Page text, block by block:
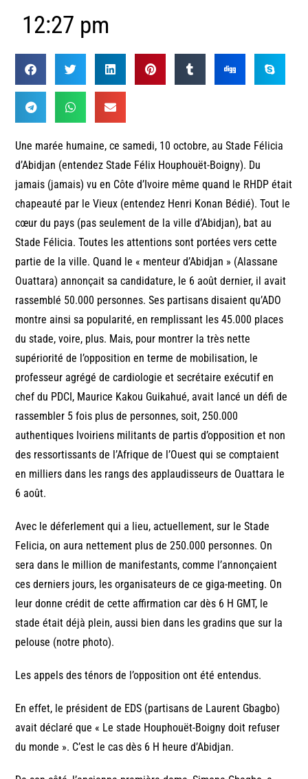
12:27 pm
Une marée humaine, ce samedi, 10 octobre, au Stade Félicia
d’Abidjan (entendez Stade Félix Houphouët-Boigny). Du
jamais (jamais) vu en Côte d’Ivoire même quand le RHDP était
chapeauté par le Vieux (entendez Henri Konan Bédié). Tout le
cœur du pays (pas seulement de la ville d’Abidjan), bat au
Stade Félicia. Toutes les attentions sont portées vers cette
partie de la ville. Quand le « menteur d’Abidjan » (Alassane
Ouattara) annonçait sa candidature, le 6 août dernier, il avait
rassemblé 50.000 personnes. Ses partisans disaient qu’ADO
montre ainsi sa popularité, en remplissant les 45.000 places
du stade, voire, plus. Mais, pour montrer la très nette
supériorité de l’opposition en terme de mobilisation, le
professeur agrégé de cardiologie et secrétaire exécutif en
chef du PDCI, Maurice Kakou Guikahué, avait lancé un défi de
rassembler 5 fois plus de personnes, soit, 250.000
authentiques Ivoiriens militants de partis d’opposition et non
des ressortissants de l’Afrique de l’Ouest qui se comptaient
en milliers dans les rangs des applaudisseurs de Ouattara le
6 août.
Avec le déferlement qui a lieu, actuellement, sur le Stade
Felicia, on aura nettement plus de 250.000 personnes. On
sera dans le million de manifestants, comme l’annonçaient
ces derniers jours, les organisateurs de ce giga-meeting. On
leur donne crédit de cette affirmation car dès 6 H GMT, le
stade était déjà plein, aussi bien dans les gradins que sur la
pelouse (notre photo).
Les appels des ténors de l’opposition ont été entendus.
En effet, le président de EDS (partisans de Laurent Gbagbo)
avait déclaré que « Le stade Houphouët-Boigny doit refuser
du monde ». C’est le cas dès 6 H heure d’Abidjan.